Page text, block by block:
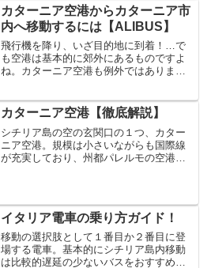
なり便利になります。駅名は、”Stazione
Cat...
カターニア空港からカターニア市
内へ移動するには【ALIBUS】
飛行機を降り、いざ目的地に到着！…で
も空港は基本的に郊外にあるものですよ
ね。カターニア空港も例外ではありませ
ALIBUS（アリブス）が便利です。という
ことで、このページで...
カターニア空港【徹底解説】
シチリア島の空の玄関口の１つ、カター
ニア空港。規模は小さいながらも国際線
が充実しており、州都パレルモの空港を
空港を利用される方が最も...
イタリア電車の乗り方ガイド！
移動の選択肢として１番目か２番目に登
場する電車。基本的にシチリア島内移動
は比較的遅延の少ないバスをおすすめし